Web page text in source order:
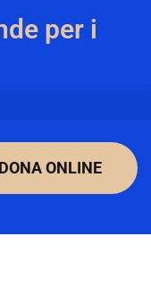
per i
DONA ONLINE